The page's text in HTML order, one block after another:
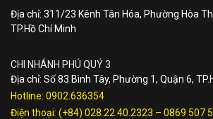
Địa chỉ: 311/23 Kênh Tân Hóa, Phường Hòa
TP.Hồ Chí Minh
CHI NHÁNH PHÚ QUÝ 3
Địa chỉ: Số 83 Bình Tây, Phường 1, Quận 6,
Hotline: 0902.636354
Điện thoại: (+84) 028.22.40.2323 – 0869 507